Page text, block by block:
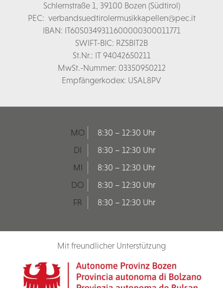
Schlernstraße 1, 39100 Bozen (Südtirol)
PEC: verbandsuedtirolermusikkapellen@pec.it
IBAN: IT60S0349311600000300011771
SWIFT-BIC: RZSBIT2B
St.Nr.: IT 94042650211
MwSt.-Nummer: 03350950212
Empfängerkodex: USAL8PV
MO
8:30 – 12:30 Uhr
DI
8:30 – 12:30 Uhr
MI
8:30 – 12:30 Uhr
DO
8:30 – 12:30 Uhr
FR
8:30 – 12:30 Uhr
Mit freundlicher Unterstützung